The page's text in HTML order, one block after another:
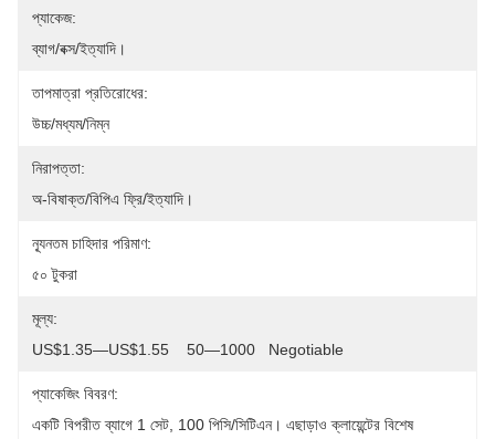
প্যাকেজ:
ব্যাগ/বক্স/ইত্যাদি।
তাপমাত্রা প্রতিরোধের:
উচ্চ/মধ্যম/নিম্ন
নিরাপত্তা:
অ-বিষাক্ত/বিপিএ ফ্রি/ইত্যাদি।
ন্যূনতম চাহিদার পরিমাণ:
৫০ টুকরা
মূল্য:
US$1.35—US$1.55    50—1000   Negotiable
প্যাকেজিং বিবরণ:
একটি বিপরীত ব্যাগে 1 সেট, 100 পিসি/সিটিএন। এছাড়াও ক্লায়েন্টের বিশেষ